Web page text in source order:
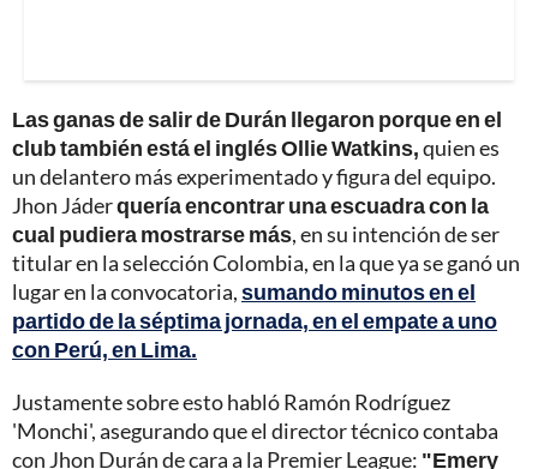
Las ganas de salir de Durán llegaron porque en el
club también está el inglés Ollie Watkins,quien es
un delantero más experimentado y figura del equipo.
Jhon Jáderquería encontrar una escuadra con la
cual pudiera mostrarse más, en su intención de ser
titular en la selección Colombia, en la que ya se ganó un
lugar en la convocatoria,sumando minutos en el
partido de la séptima jornada, en el empate a uno
con Perú, en Lima.
Justamente sobre esto habló Ramón Rodríguez
'Monchi', asegurando que el director técnico contaba
con Jhon Durán de cara a la Premier League: "Emery